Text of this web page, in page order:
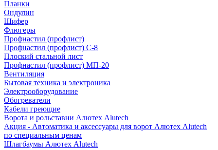
Планки
Ондулин
Шифер
Флюгеры
Профнастил (профлист)
Профнастил (профлист) С-8
Плоский стальной лист
Профнастил (профлист) МП-20
Вентиляция
Бытовая техника и электроника
Электрооборудование
Обогреватели
Кабели греющие
Ворота и рольставни Алютех Alutech
Акция - Автоматика и аксессуары для ворот Алютех Alutech
по специальным ценам
Шлагбаумы Алютех Alutech